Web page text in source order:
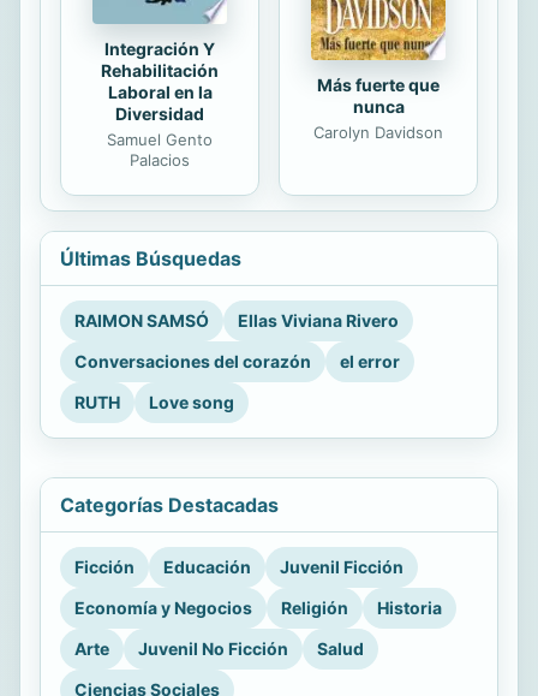
Integración Y
Rehabilitación
Laboral en la
Diversidad
Samuel Gento
Palacios
Más fuerte que
nunca
Carolyn Davidson
Últimas Búsquedas
RAIMON SAMSÓ
Ellas Viviana Rivero
Conversaciones del corazón
el error
RUTH
Love song
Categorías Destacadas
Ficción Educación
Juvenil Ficción
Economía y Negocios
Religión
Historia
Arte
Juvenil No Ficción
Salud
Ciencias Sociales